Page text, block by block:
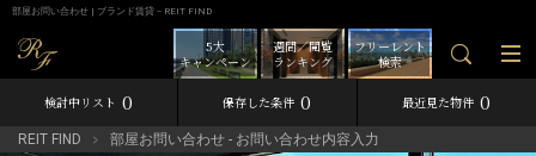
部屋お問い合わせ | ブランド賃貸－REIT FIND
フリーレント
検索
週間／閲覧
ランキング
5大
キャンペーン
検討中リスト 0 保存した条件 0 最近見た物件 0
REIT FIND 部屋お問い合わせ - お問い合わせ内容入力